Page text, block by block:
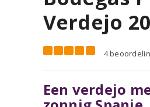
Verdejo
4
Een verdejo